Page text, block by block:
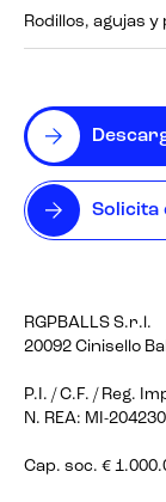
Solicita
RGPBALLS S.r.l.
20092 Cinisello
P.I. / C.F. / Reg.
N. REA: MI-
Cap. soc. €
Rodillos, agujas